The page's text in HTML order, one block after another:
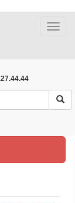
Toggle